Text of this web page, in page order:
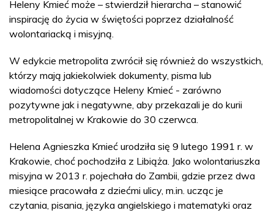
Heleny Kmieć może – stwierdził hierarcha – stanowić
inspirację do życia w świętości poprzez działalność
wolontariacką i misyjną.
W edykcie metropolita zwrócił się również do wszystkich,
którzy mają jakiekolwiek dokumenty, pisma lub
wiadomości dotyczące Heleny Kmieć - zarówno
pozytywne jak i negatywne, aby przekazali je do kurii
metropolitalnej w Krakowie do 30 czerwca.
Helena Agnieszka Kmieć urodziła się 9 lutego 1991 r. w
Krakowie, choć pochodziła z Libiąża. Jako wolontariuszka
misyjna w 2013 r. pojechała do Zambii, gdzie przez dwa
miesiące pracowała z dziećmi ulicy, m.in. ucząc je
czytania, pisania, języka angielskiego i matematyki oraz